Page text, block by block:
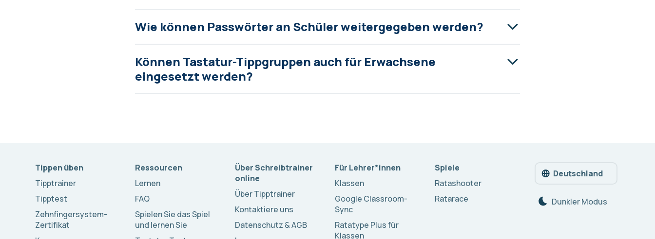
Wie können Passwörter an Schüler weitergegeben werden?
Können Tastatur-Tippgruppen auch für Erwachsene
eingesetzt werden?
Tippen üben
Tipptrainer
Tipptest
Zehnfingersystem-
Zertifikat
Ressourcen
Lernen
FAQ
Spielen Sie das Spiel
und lernen Sie
Über Schreibtrainer
online
Über Tipptrainer
Kontaktiere uns
Datenschutz & AGB
Für Lehrer*innen
Klassen
Google Classroom-
Sync
Ratatype Plus für
Klassen
Spiele
Ratashooter
Ratarace
Deutschland
Dunkler Modus